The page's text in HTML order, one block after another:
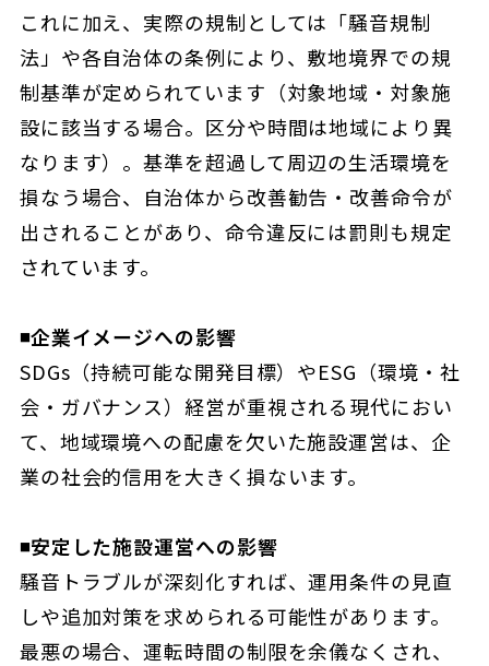
これに加え、実際の規制としては「騒音規制
法」や各自治体の条例により、敷地境界での規
制基準が定められています（対象地域・対象施
設に該当する場合。区分や時間は地域により異
なります）。基準を超過して周辺の生活環境を
損なう場合、自治体から改善勧告・改善命令が
出されることがあり、命令違反には罰則も規定
されています。
◾️企業イメージへの影響
SDGs（持続可能な開発目標）やESG（環境・社
会・ガバナンス）経営が重視される現代におい
て、地域環境への配慮を欠いた施設運営は、企
業の社会的信用を大きく損ないます。
◾️安定した施設運営への影響
騒音トラブルが深刻化すれば、運用条件の見直
しや追加対策を求められる可能性があります。
最悪の場合、運転時間の制限を余儀なくされ、